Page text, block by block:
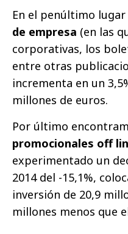
En el penúltimo lugar
de empresa (en las
corporativas, los
entre otras
incrementa en un
millones de euros.
Por último
promocionales off
experimentado un
2014 del -15,1%,
inversión de 20,9
millones menos que